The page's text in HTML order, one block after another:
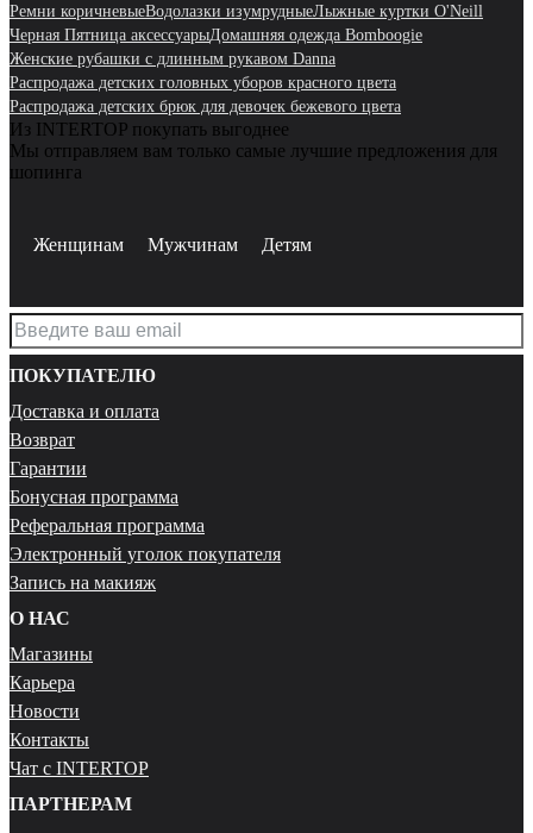
Ремни коричневыеВодолазки изумрудныеЛыжные куртки O'Neill
Черная Пятница аксессуарыДомашняя одежда Bomboogie
Женские рубашки с длинным рукавом Danna
Распродажа детских головных уборов красного цвета
Распродажа детских брюк для девочек бежевого цвета
Из INTERTOP покупать выгоднее
Мы отправляем вам только самые лучшие предложения для
шопинга
Женщинам Мужчинам Детям
ПОКУПАТЕЛЮ
Доставка и оплата
Возврат
Гарантии
Бонусная программа
Реферальная программа
Электронный уголок покупателя
Запись на макияж
О НАС
Магазины
Карьера
Новости
Контакты
Чат с INTERTOP
ПАРТНЕРАМ